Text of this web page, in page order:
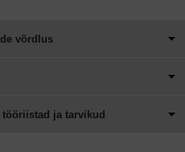
võrdlus
ja tarvikud